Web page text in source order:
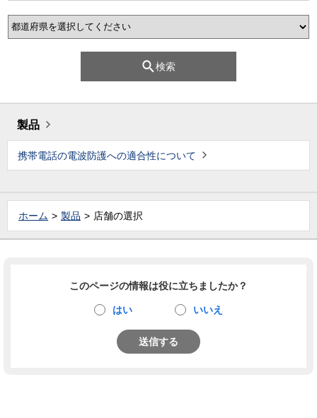
検索
製品
携帯電話の電波防護への適合性について
ホーム 製品 店舗の選択
このページの情報は役に立ちましたか？
はい いいえ
送信する